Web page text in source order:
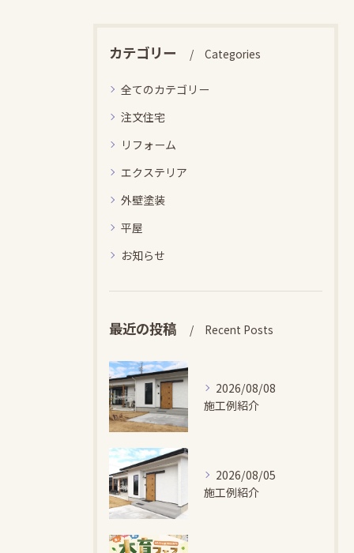
カテゴリー Categories
全てのカテゴリー
注文住宅
リフォーム
エクステリア
外壁塗装
平屋
お知らせ
最近の投稿 Recent Posts
2026/08/08
施工例紹介
2026/08/05
施工例紹介